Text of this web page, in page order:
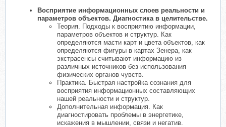
Восприятие информационных слоев реальности и
параметров объектов. Диагностика в целительстве.
Теория. Подходы к восприятию информации,
параметров объектов и структур. Как
определяются масти карт и цвета объектов, как
определяются фигуры в картах Зенера, как
экстрасенсы считывают информацию из
различных источников без использования
физических органов чувств.
Практика. Быстрая настройка сознания для
восприятия информационных составляющих
нашей реальности и структур.
Дополнительная информация. Как
диагностировать проблемы в энергетике,
искажения в мышлении, связи и негатив.